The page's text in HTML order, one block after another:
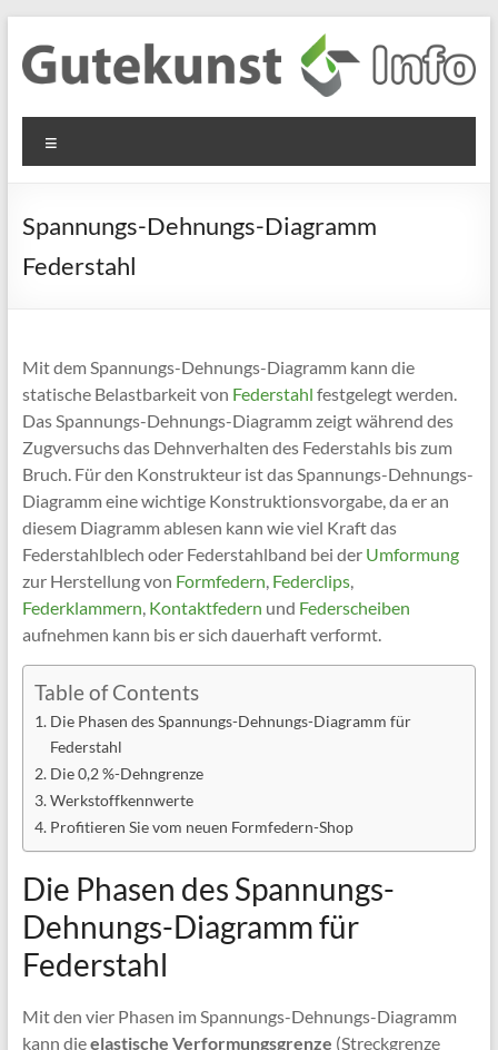
Inhalt
springen
Gutekunst
Formfedern
GmbH
Informationen
Flachmaterial
Spannungs-Dehnungs-Diagramm
Federstahl
Mit dem Spannungs-Dehnungs-Diagramm kann die
statische Belastbarkeit von Federstahl festgelegt werden.
Das Spannungs-Dehnungs-Diagramm zeigt während des
Zugversuchs das Dehnverhalten des Federstahls bis zum
Bruch. Für den Konstrukteur ist das Spannungs-Dehnungs-
Diagramm eine wichtige Konstruktionsvorgabe, da er an
diesem Diagramm ablesen kann wie viel Kraft das
Federstahlblech oder Federstahlband bei der Umformung
zur Herstellung von Formfedern, Federclips,
Federklammern, Kontaktfedern und Federscheiben
aufnehmen kann bis er sich dauerhaft verformt.
Table of Contents
Die Phasen des Spannungs-Dehnungs-Diagramm für
Federstahl
Die 0,2 %-Dehngrenze
Werkstoffkennwerte
Profitieren Sie vom neuen Formfedern-Shop
Die Phasen des Spannungs-
Dehnungs-Diagramm für
Federstahl
Mit den vier Phasen im Spannungs-Dehnungs-Diagramm
kann dieelastische Verformungsgrenze (Streckgrenze